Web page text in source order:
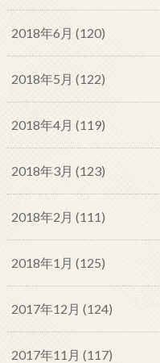
2018年6月 (120)
2018年5月 (122)
2018年4月 (119)
2018年3月 (123)
2018年2月 (111)
2018年1月 (125)
2017年12月 (124)
2017年11月 (117)